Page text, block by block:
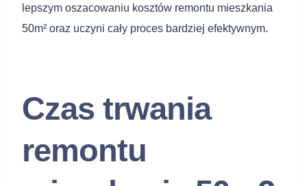
lepszym oszacowaniu kosztów remontu mieszkania
50m² oraz uczyni cały proces bardziej efektywnym.
Czas trwania
remontu